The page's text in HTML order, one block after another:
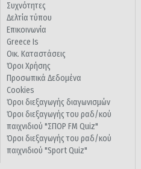
Συχνότητες
Δελτία τύπου
Επικοινωνία
Greece Is
Οικ. Καταστάσεις
Όροι Χρήσης
Προσωπικά Δεδομένα
Cookies
Όροι διεξαγωγής διαγωνισμών
Όροι διεξαγωγής του ραδ/κού
παιχνιδιού "ΣΠΟΡ FM Quiz"
Όροι διεξαγωγής του ραδ/κού
παιχνιδιού "Sport Quiz"